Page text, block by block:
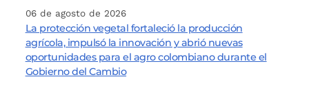
06 de agosto de 2026
La protección vegetal fortaleció la producción
agrícola, impulsó la innovación y abrió nuevas
oportunidades para el agro colombiano durante el
Gobierno del Cambio